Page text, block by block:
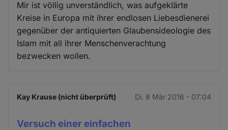
Mir ist völlig unverständlich, was aufgeklärte
Kreise in Europa mit ihrer endlosen Liebesdienerei
gegenüber der antiquierten Glaubensideologie des
Islam mit all ihrer Menschenverachtung
bezwecken wollen.
Kay Krause (nicht überprüft) Di. 8 Mär 2016 - 07:04
Versuch einer einfachen